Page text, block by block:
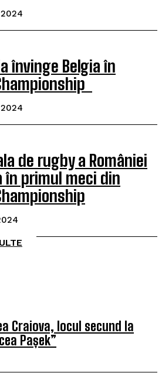
învinge Belgia în
de rugby a României
în primul meci din
Craiova, locul secund la
Pașek”